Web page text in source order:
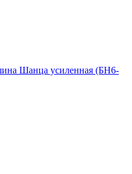
Шанца усиленная (БН6-